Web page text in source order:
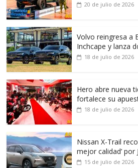
20 de julio de 2026
Volvo reingresa a
Inchcape y lanza
18 de julio de 2026
Hero abre nueva
fortalece su
18 de julio de 2026
Nissan X-Trail
mejor calidad’ por
15 de julio de 2026